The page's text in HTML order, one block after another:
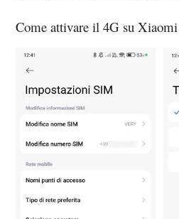
Come attivare il 4G su Xiaomi